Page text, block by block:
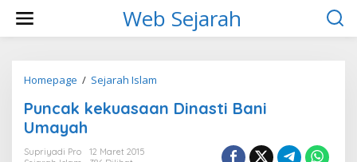
w
Web Sejarah
Homepage / Sejarah Islam
n
Puncak kekuasaan Dinasti Bani
Umayah
Supriyadi Pro
12 Maret 2015